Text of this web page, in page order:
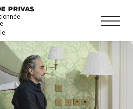
PRIVAS
pratiques